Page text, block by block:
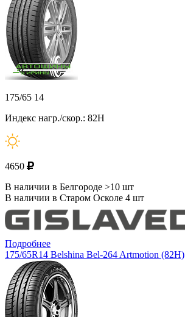
175/65 14
Индекс нагр./скор.: 82H
4650
В наличии в Белгороде >10 шт
В наличии в Старом Осколе 4 шт
Подробнее
175/65R14 Belshina Bel-264 Artmotion (82H)